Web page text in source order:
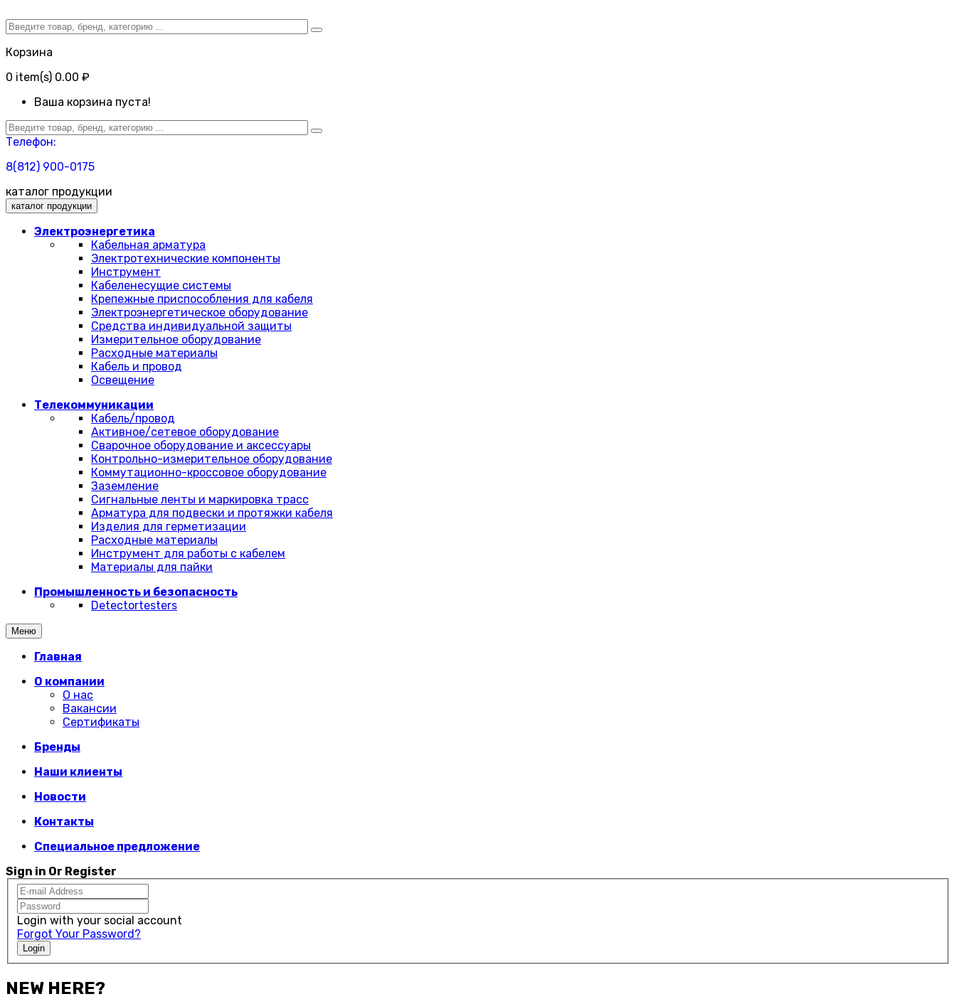
Корзина
0 item(s) 0.00 ₽
Ваша корзина пуста!
Телефон:
8(812) 900-0175
каталог продукции
каталог продукции
Электроэнергетика
Кабельная арматура
Электротехнические компоненты
Инструмент
Кабеленесущие системы
Крепежные приспособления для кабеля
Электроэнергетическое оборудование
Средства индивидуальной защиты
Измерительное оборудование
Расходные материалы
Кабель и провод
Освещение
Телекоммуникации
Кабель/провод
Активное/сетевое оборудование
Сварочное оборудование и аксессуары
Контрольно-измерительное оборудование
Коммутационно-кроссовое оборудование
Заземление
Сигнальные ленты и маркировка трасс
Арматура для подвески и протяжки кабеля
Изделия для герметизации
Расходные материалы
Инструмент для работы с кабелем
Материалы для пайки
Промышленность и безопасность
Detectortesters
Меню
Главная
О компании
О нас
Вакансии
Сертификаты
Бренды
Наши клиенты
Новости
Контакты
Специальное предложение
Sign in Or Register
Login with your social account
Forgot Your Password?
Login
NEW HERE?